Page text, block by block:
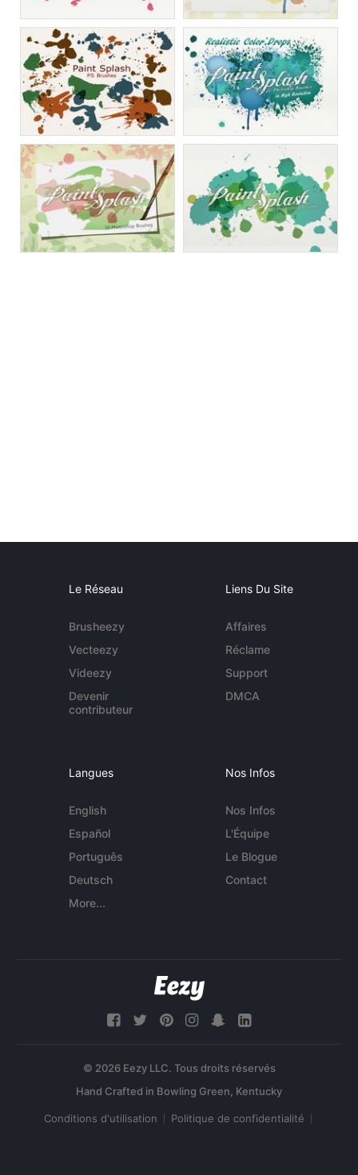
Le Réseau
Brusheezy
Vecteezy
Videezy
Devenir
contributeur
Liens Du Site
Affaires
Réclame
Support
DMCA
Langues
English
Español
Português
Deutsch
More...
Nos Infos
Nos Infos
L'Équipe
Le Blogue
Contact
© 2026 Eezy LLC. Tous droits réservés
Conditions d'utilisation Politique de confidentialité